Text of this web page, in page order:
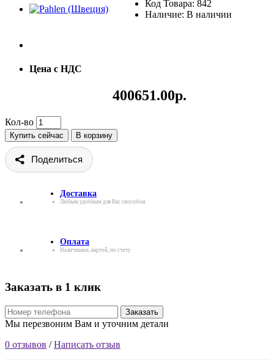
Код Товара: 842
Наличие: В наличии
Цена с НДС
400651.00р.
Кол-во
Купить сейчас В корзину
Поделиться
Доставка
Любым удобным для Вас способом
Оплата
Наличными, картой, по счету
Заказать в 1 клик
Заказать
Мы перезвоним Вам и уточним детали
0 отзывов /Написать отзыв